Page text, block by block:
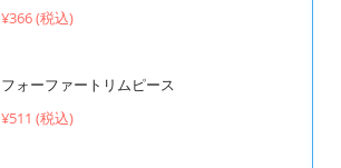
¥366 (税込)
フォーファートリムピース
¥511 (税込)